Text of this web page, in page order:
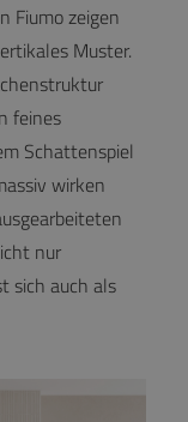
Fiumo zeigen
Muster.
feines
Schattenspiel
wirken
nur
sich auch als